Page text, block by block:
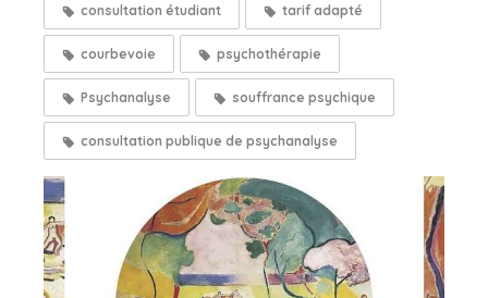
consultation étudiant tarif adapté
courbevoie psychothérapie
Psychanalyse souffrance psychique
consultation publique de psychanalyse